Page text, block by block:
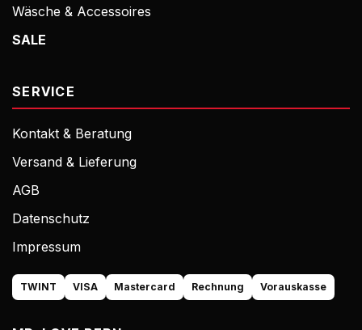
Wäsche & Accessoires
SALE
SERVICE
Kontakt & Beratung
Versand & Lieferung
AGB
Datenschutz
Impressum
TWINT VISA Mastercard Rechnung Vorauskasse